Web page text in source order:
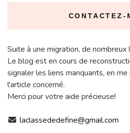
CONTACTEZ-
Suite à une migration, de nombreux
Le blog est en cours de
signaler les liens manquants, en
l'article concerné.
Merci pour votre aide précieuse!
laclassededefine@gmail.com